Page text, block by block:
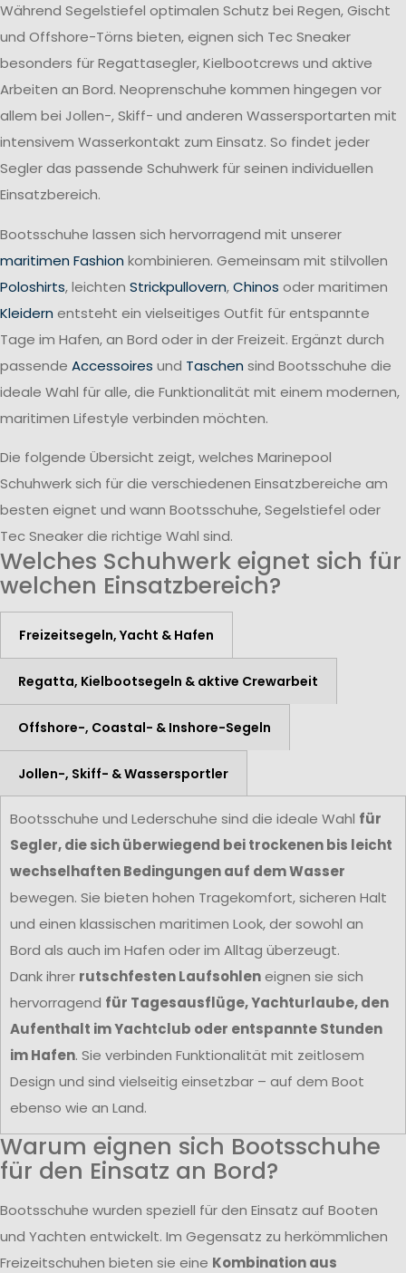
Während Segelstiefel optimalen Schutz bei Regen, Gischt
und Offshore-Törns bieten, eignen sich Tec Sneaker
besonders für Regattasegler, Kielbootcrews und aktive
Arbeiten an Bord. Neoprenschuhe kommen hingegen vor
allem bei Jollen-, Skiff- und anderen Wassersportarten mit
intensivem Wasserkontakt zum Einsatz. So findet jeder
Segler das passende Schuhwerk für seinen individuellen
Einsatzbereich.
Bootsschuhe lassen sich hervorragend mit unserer
maritimen Fashion kombinieren. Gemeinsam mit stilvollen
Poloshirts, leichten Strickpullovern,Chinos oder maritimen
Kleidern entsteht ein vielseitiges Outfit für entspannte
Tage im Hafen, an Bord oder in der Freizeit. Ergänzt durch
passende Accessoires und Taschen sind Bootsschuhe die
ideale Wahl für alle, die Funktionalität mit einem modernen,
maritimen Lifestyle verbinden möchten.
Die folgende Übersicht zeigt, welches Marinepool
Schuhwerk sich für die verschiedenen Einsatzbereiche am
besten eignet und wann Bootsschuhe, Segelstiefel oder
Tec Sneaker die richtige Wahl sind.
Welches Schuhwerk eignet sich für
welchen Einsatzbereich?
Freizeitsegeln, Yacht & Hafen
Regatta, Kielbootsegeln & aktive Crewarbeit
Offshore-, Coastal- & Inshore-Segeln
Jollen-, Skiff- & Wassersportler
Bootsschuhe und Lederschuhe sind die ideale Wahl für
Segler, die sich überwiegend bei trockenen bis leicht
wechselhaften Bedingungen auf dem Wasser
bewegen. Sie bieten hohen Tragekomfort, sicheren Halt
und einen klassischen maritimen Look, der sowohl an
Bord als auch im Hafen oder im Alltag überzeugt.
Dank ihrer rutschfesten Laufsohleneignen sie sich
hervorragend für Tagesausflüge, Yachturlaube, den
Aufenthalt im Yachtclub oder entspannte Stunden
im Hafen. Sie verbinden Funktionalität mit zeitlosem
Design und sind vielseitig einsetzbar – auf dem Boot
ebenso wie an Land.
Warum eignen sich Bootsschuhe
für den Einsatz an Bord?
Bootsschuhe wurden speziell für den Einsatz auf Booten
und Yachten entwickelt. Im Gegensatz zu herkömmlichen
Freizeitschuhen bieten sie eine Kombination aus